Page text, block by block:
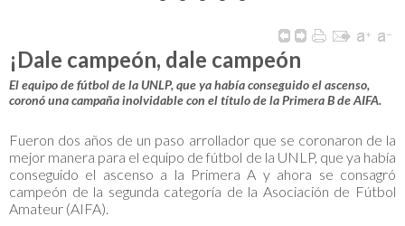
¡Dale campeón, dale campeón
El equipo de fútbol de la UNLP, que ya había conseguido el ascenso,
coronó una campaña inolvidable con el título de la Primera B de AIFA.
Fueron dos años de un paso arrollador que se coronaron de la
mejor manera para el equipo de fútbol de la UNLP, que ya había
conseguido el ascenso a la Primera A y ahora se consagró
campeón de la segunda categoría de la Asociación de Fútbol
Amateur (AIFA).